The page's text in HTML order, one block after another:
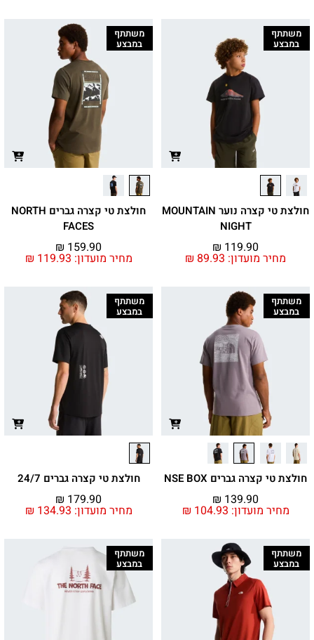
משתתף
במבצע
חולצת טי קצרה נוער MOUNTAIN
NIGHT
מחיר מועדון: ₪ 89.93
₪ 119.90
משתתף
במבצע
חולצת טי קצרה גברים NORTH
FACES
מחיר מועדון: ₪ 119.93
₪ 159.90
משתתף
במבצע
חולצת טי קצרה גברים NSE BOX
מחיר מועדון: ₪ 104.93
₪ 139.90
משתתף
במבצע
חולצת טי קצרה גברים 24/7
מחיר מועדון: ₪ 134.93
₪ 179.90
משתתף
במבצע
משתתף
במבצע